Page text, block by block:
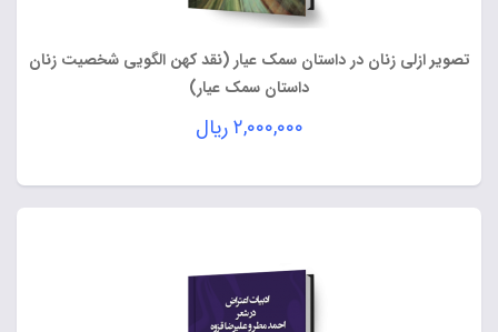
تصویر ازلی زنان در داستان سمک عیار (نقد کهن الگویی شخصیت زنان
داستان سمک عیار)
۲,۰۰۰,۰۰۰ریال